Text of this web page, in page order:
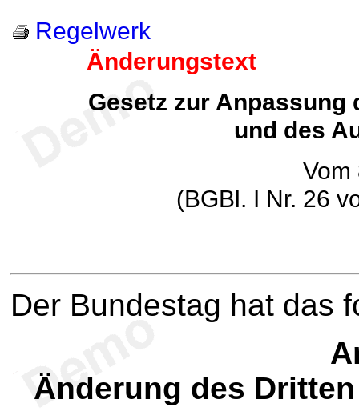
Regelwerk
Änderungstext
Gesetz zur
und des
Vom
(BGBl. I Nr. 26
Der Bundestag hat das
Änderung des